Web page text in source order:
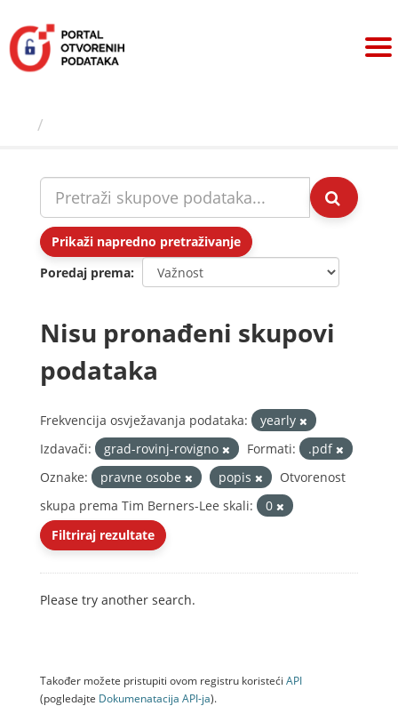
sadržaj
Prikaži napredno pretraživanje
Poredaj prema
Nisu pronađeni skupovi
podataka
Frekvencija osvježavanja podataka:
yearly
Izdavači:
grad-rovinj-rovigno Formati:
.pdf
Oznake:
pravne osobe popis
Otvorenost
skupa prema Tim Berners-Lee skali:
0
Filtriraj rezultate
Please try another search.
Također možete pristupiti ovom registru koristeći API
(pogledajte Dokumenаtаcijа API-jа).